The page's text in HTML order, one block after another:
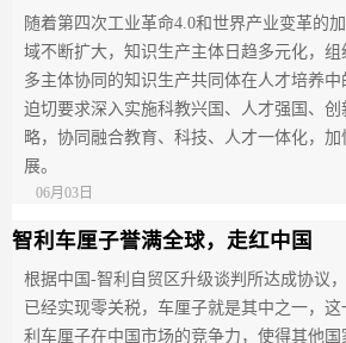
随着第四次工业革命4.0和世界产业变革的
域不断扩大，知识生产主体日趋多元化，组
多主体协同的知识生产共同体在人才培养中
迫切要求深入实施科教兴国、人才强国、
略，协同融合教育、科技、人才一体化，
展。
06月03日
智利车厘子誉满全球，走红中国
根据中国-智利自贸区升级谈判所达成协议
已经实现零关税，车厘子就是其中之一，
利车厘子在中国市场的竞争力，使得其他国